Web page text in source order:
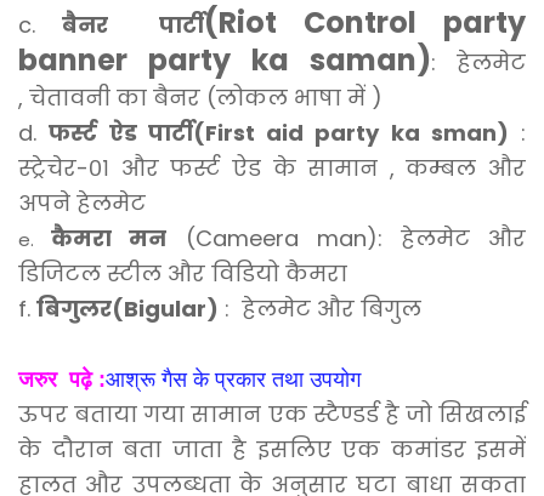
c. बैनर पार्टी(Riot Control party
banner party ka saman): हेलमेट
, चेतावनी का बैनर (लोकल भाषा में )
d.फर्स्ट ऐड पार्टी(First aid party ka sman) :
स्ट्रेचेर-०१ और फर्स्ट ऐड के सामान , कम्बल और
अपने हेलमेट
e.कैमरा मन (Cameera man): हेलमेट और
डिजिटल स्टील और विडियो कैमरा
f. बिगुलर(Bigular) : हेलमेट और बिगुल
जरुर पढ़े :आश्रू गैस के प्रकार तथा उपयोग
ऊपर बताया गया सामान एक स्टैण्डर्ड है जो सिखलाई
के दौरान बता जाता है इसलिए एक कमांडर इसमें
हालत और उपलब्धता के अनुसार घटा बाधा सकता